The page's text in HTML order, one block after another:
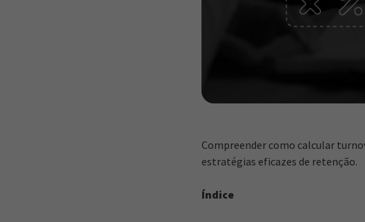
Compreender como calcular
estratégias eficazes de retenção.
Índice